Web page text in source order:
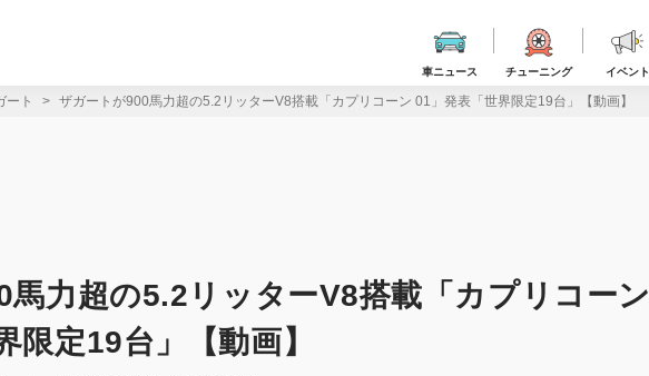
車ニュース チューニング イベント
ート ザガートが900馬力超の5.2リッターV8搭載「カプリコーン 01」発表「世界限定19台」【動画】
馬力超の5.2リッターV8搭載「カプリコーン
限定19台」【動画】